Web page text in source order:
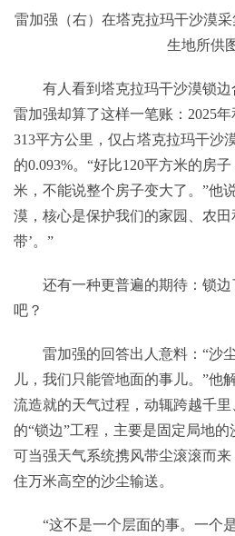
雷加强（右）在塔克拉玛干沙漠
生地所供
有人看到塔克拉玛干沙漠锁边
雷加强却算了这样一笔账：2025
313平方公里，仅占塔克拉玛干沙
的0.093%。“好比120平方米的房
米，不能说整个房子变大了。”他
漠，核心是保护我们的家园、农
带’。”
还有一种更普遍的期待：锁边
吧？
雷加强的回答出人意料：“沙
儿，我们只能管地面的事儿。”他
流造就的天气过程，动辄跨越千
的“锁边”工程，主要是固定局地的
可当强天气系统携风带尘滚滚而
住万米高空的沙尘输送。
“这不是一个层面的事。一个是